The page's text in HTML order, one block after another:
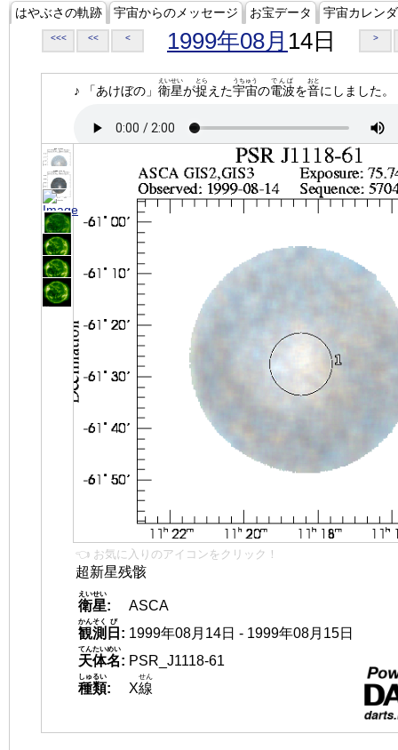
はやぶさの軌跡 宇宙からのメッセージ お宝データ 宇宙カレン
<<< << < 1999年08月 14日 >
♪ 「あけぼの」 衛星
えいせい
が捉
とら
えた宇宙
うちゅう
の電波
でんぱ
を音
おと
にしました。
👈 お気に入りのアイコンをクリック！
超新星残骸
衛星
えいせい
:
ASCA
観測
かんそく
日
び
: 1999年08月14日 - 1999年08月15日
天体名
てんたいめい
: PSR_J1118-61
種類
しゅるい
: X線
せん